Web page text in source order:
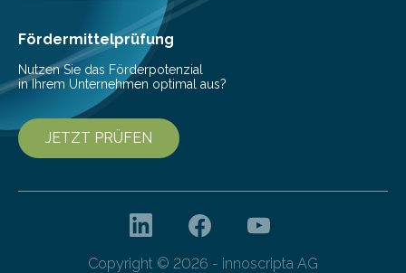
Cyberagentur ihren 5. Geburtstag. Zahlreiche Gäste…
Fördermittelprüfung
Nutzen Sie das Förderpotenzial
in Ihrem Unternehmen optimal aus?
JETZT PRÜFEN
Copyright © 2026 - innoscripta AG